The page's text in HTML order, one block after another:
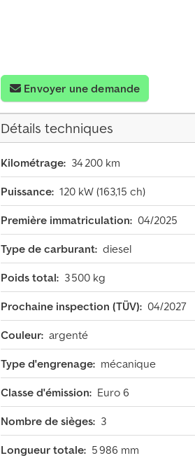
Envoyer une demande
Détails techniques
Kilométrage: 34 200 km
Puissance: 120 kW (163,15 ch)
Première immatriculation: 04/2025
Type de carburant: diesel
Poids total: 3 500 kg
Prochaine inspection (TÜV): 04/2027
Couleur: argenté
Type d'engrenage: mécanique
Classe d'émission: Euro 6
Nombre de sièges: 3
Longueur totale: 5 986 mm